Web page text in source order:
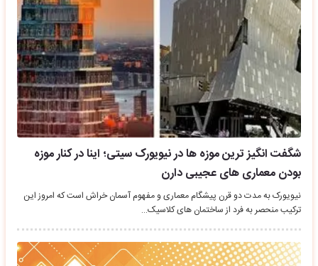
شگفت انگیز ترین موزه ها در نیویورک سیتی؛ اینا در کنار موزه
بودن معماری های عجیبی دارن
نیویورک به مدت دو قرن پیشگام معماری و مفهوم آسمان خراش است که امروز این
ترکیب منحصر به فرد از ساختمان های کلاسیک…